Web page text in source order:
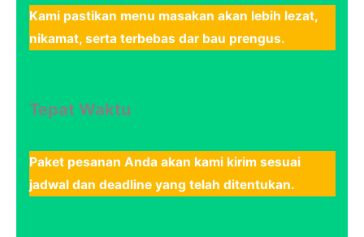
Kami pastikan menu masakan akan lebih lezat,
nikamat, serta terbebas dar bau prengus.
Tepat Waktu
Paket pesanan Anda akan kami kirim sesuai
jadwal dan deadline yang telah ditentukan.